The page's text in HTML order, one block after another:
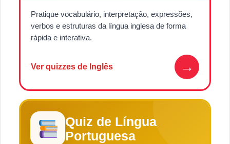
Pratique vocabulário, interpretação, expressões,
verbos e estruturas da língua inglesa de forma
rápida e interativa.
Ver quizzes de Inglês →
Quiz de Língua
Portuguesa